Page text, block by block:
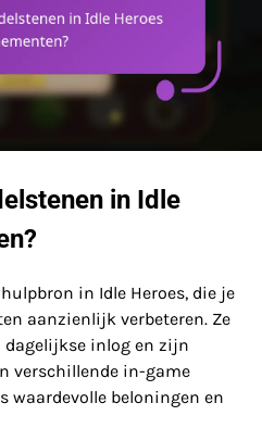
in Idle
in Idle Heroes, die je
aanzienlijk verbeteren. Ze
inlog en zijn
verschillende in-game
waardevolle beloningen en